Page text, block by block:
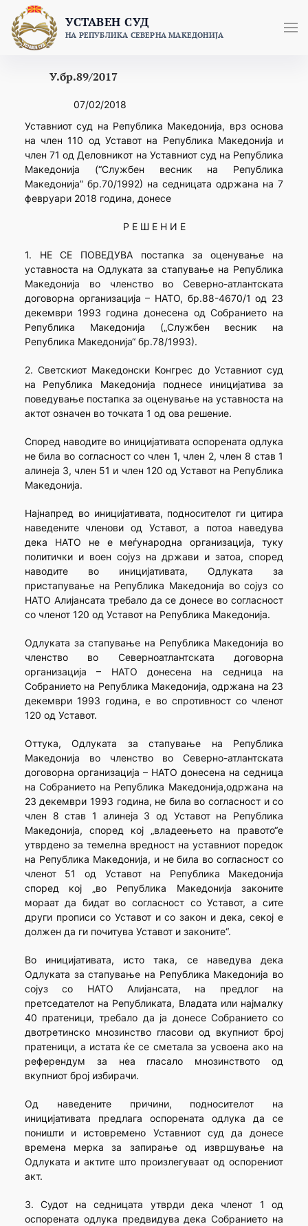
content
УСТАВЕН СУД
НА РЕПУБЛИКА СЕВЕРНА МАКЕДОНИЈА
У.бр.89/2017
07/02/2018
Уставниот суд на Република Македонија, врз основа
на член 110 од Уставот на Република Македонија и
член 71 од Деловникот на Уставниот суд на Република
Македонија (“Службен весник на Република
Македонија” бр.70/1992) на седницата одржана на 7
февруари 2018 година, донесе
Р Е Ш Е Н И Е
1. НЕ СЕ ПОВЕДУВА постапка за оценување на
уставноста на Одлуката за стапување на Република
Македонија во членство во Северно-атлантската
договорна организација – НАТО, бр.88-4670/1 од 23
декември 1993 година донесена од Собранието на
Република Македонија („Службен весник на
Република Македонија“ бр.78/1993).
2. Светскиот Македонски Конгрес до Уставниот суд
на Република Македонија поднесе иницијатива за
поведување постапка за оценување на уставноста на
актот означен во точката 1 од ова решение.
Според наводите во иницијативата оспорената одлука
не била во согласност со член 1, член 2, член 8 став 1
алинеја 3, член 51 и член 120 од Уставот на Република
Македонија.
Најнапред во иницијативата, подносителот ги цитира
наведените членови од Уставот, а потоа наведува
дека НАТО не е меѓународна организација, туку
политички и воен сојуз на држави и затоа, според
наводите во иницијативата, Одлуката за
пристапување на Република Македонија во сојуз со
НАТО Алијансата требало да се донесе во согласност
со членот 120 од Уставот на Република Македонија.
Одлуката за стапување на Република Македонија во
членство во Северноатлантската договорна
организација – НАТО донесена на седница на
Собранието на Република Македонија, одржана на 23
декември 1993 година, е во спротивност со членот
120 од Уставот.
Оттука, Одлуката за стапување на Република
Македонија во членство во Северно-атлантската
договорна организација – НАТО донесена на седница
на Собранието на Република Македонија,одржана на
23 декември 1993 година, не била во согласност и со
член 8 став 1 алинеја 3 од Уставот на Република
Македонија, според кој „владеењето на правото“е
утврдено за темелна вредност на уставниот поредок
на Република Македонија, и не била во согласност со
членот 51 од Уставот на Република Македонија
според кој „во Република Македонија законите
мораат да бидат во согласност со Уставот, а сите
други прописи со Уставот и со закон и дека, секој е
должен да ги почитува Уставот и законите“.
Во иницијативата, исто така, се наведува дека
Одлуката за стапување на Република Македонија во
сојуз со НАТО Алијансата, на предлог на
претседателот на Републиката, Владата или најмалку
40 пратеници, требало да ја донесе Собранието со
двотретинско мнозинство гласови од вкупниот број
пратеници, а истата ќе се сметала за усвоена ако на
референдум за неа гласало мнозинството од
вкупниот број избирачи.
Од наведените причини, подносителот на
иницијативата предлага оспорената одлука да се
поништи и истовремено Уставниот суд да донесе
времена мерка за запирање од извршување на
Одлуката и актите што произлегуваат од оспорениот
акт.
3. Судот на седницата утврди дека членот 1 од
оспорената одлука предвидува дека Собранието на